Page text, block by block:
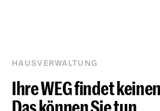
HAUSVERWALTUNG
Ihre WEG findet
Das können Sie tun